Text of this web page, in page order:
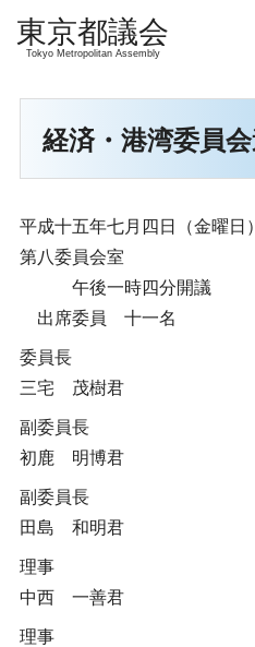
Tokyo Metropolitan Assembly
経済・港湾委員
平成十五年七月四日（金曜日）
第八委員会室
午後一時四分開議
出席委員 十一名
委員長
三宅 茂樹君
副委員長
初鹿 明博君
副委員長
田島 和明君
理事
中西 一善君
理事